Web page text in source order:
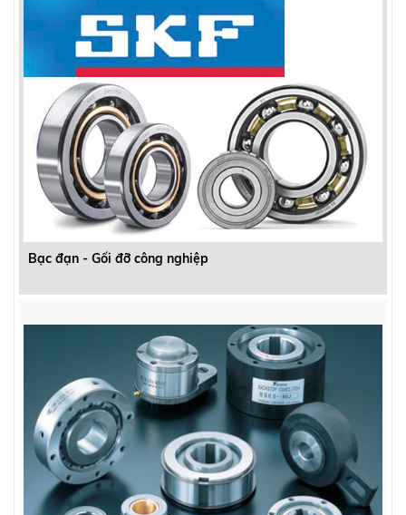
Bạc đạn - Gối đỡ công nghiệp